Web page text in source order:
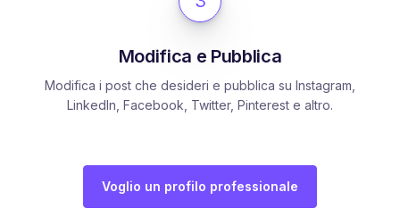
Modifica e Pubblica
Modifica i post che desideri e pubblica su Instagram,
LinkedIn, Facebook, Twitter, Pinterest e altro.
Voglio un profilo professionale